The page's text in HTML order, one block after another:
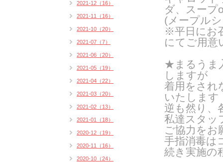
ダ、スープ
(メープル
※平日にお
にてご用意
★ まるうま
しますが
着用をされ
いたします
逆も然り、
私達スタッ
ご協力をお
手指消毒は
続き実施の
2021-12（16）
2021-11（16）
2021-10（20）
2021-07（7）
2021-06（20）
2021-05（19）
2021-04（22）
2021-03（20）
2021-02（13）
2021-01（18）
2020-12（19）
2020-11（16）
2020-10（24）